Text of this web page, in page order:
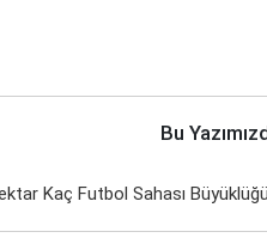
Bu
Kaç Futbol Sahası